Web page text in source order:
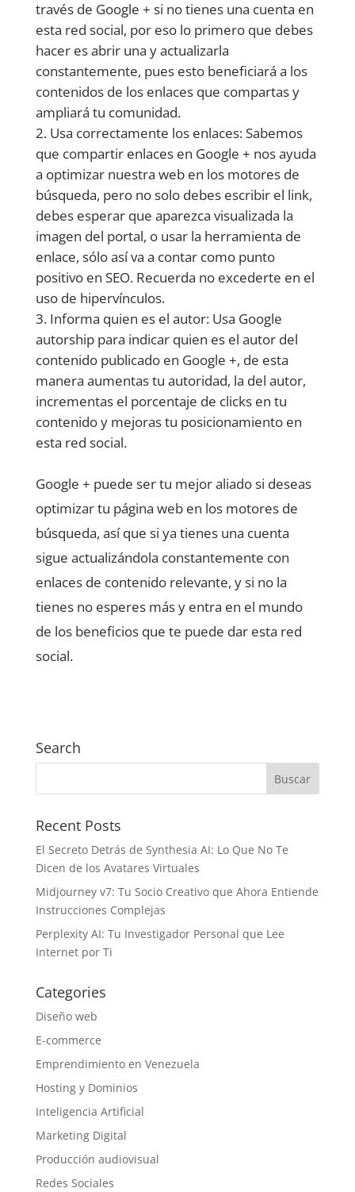
través de Google + si no tienes una cuenta en
esta red social, por eso lo primero que debes
hacer es abrir una y actualizarla
constantemente, pues esto beneficiará a los
contenidos de los enlaces que compartas y
ampliará tu comunidad.
Usa correctamente los enlaces: Sabemos
que compartir enlaces en Google + nos ayuda
a optimizar nuestra web en los motores de
búsqueda, pero no solo debes escribir el link,
debes esperar que aparezca visualizada la
imagen del portal, o usar la herramienta de
enlace, sólo así va a contar como punto
positivo en SEO. Recuerda no excederte en el
uso de hipervínculos.
Informa quien es el autor: Usa Google
autorship para indicar quien es el autor del
contenido publicado en Google +, de esta
manera aumentas tu autoridad, la del autor,
incrementas el porcentaje de clicks en tu
contenido y mejoras tu posicionamiento en
esta red social.
Google + puede ser tu mejor aliado si deseas
optimizar tu página web en los motores de
búsqueda, así que si ya tienes una cuenta
sigue actualizándola constantemente con
enlaces de contenido relevante, y si no la
tienes no esperes más y entra en el mundo
de los beneficios que te puede dar esta red
social.
Search
Recent Posts
El Secreto Detrás de Synthesia AI: Lo Que No Te
Dicen de los Avatares Virtuales
Midjourney v7: Tu Socio Creativo que Ahora Entiende
Instrucciones Complejas
Perplexity AI: Tu Investigador Personal que Lee
Internet por Ti
Categories
Diseño web
E-commerce
Emprendimiento en Venezuela
Hosting y Dominios
Inteligencia Artificial
Marketing Digital
Producción audiovisual
Redes Sociales